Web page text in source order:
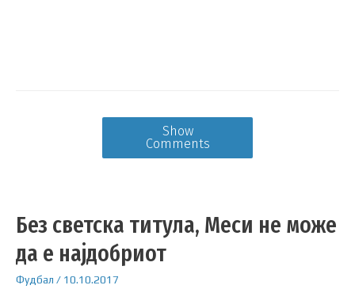
Show
Comments
Без светска титула, Меси не може
да е најдобриот
Фудбал / 10.10.2017